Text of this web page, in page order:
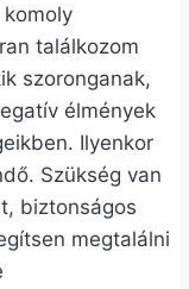
találkozom
szoronganak,
élmények
Ilyenkor
Szükség van
biztonságos
megtalálni